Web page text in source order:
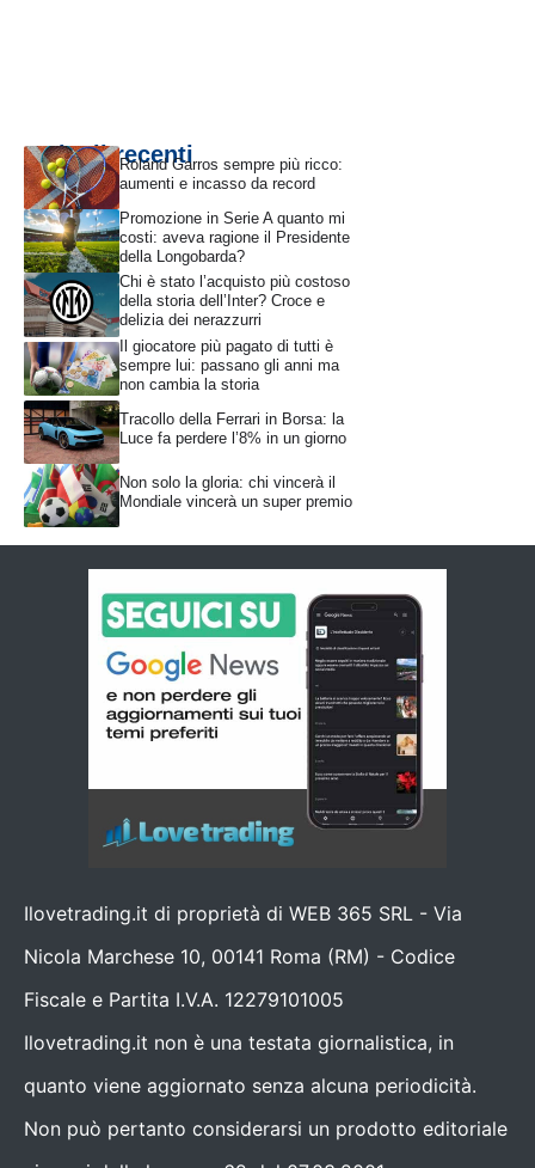
Articoli recentiRoland Garros sempre più ricco:
aumenti e incasso da record
Promozione in Serie A quanto mi
costi: aveva ragione il Presidente
della Longobarda?
Chi è stato l’acquisto più costoso
della storia dell’Inter? Croce e
delizia dei nerazzurri
Il giocatore più pagato di tutti è
sempre lui: passano gli anni ma
non cambia la storia
Tracollo della Ferrari in Borsa: la
Luce fa perdere l’8% in un giorno
Non solo la gloria: chi vincerà il
Mondiale vincerà un super premio
Ilovetrading.it di proprietà di WEB 365 SRL - Via
Nicola Marchese 10, 00141 Roma (RM) - Codice
Fiscale e Partita I.V.A. 12279101005
Ilovetrading.it non è una testata giornalistica, in
quanto viene aggiornato senza alcuna periodicità.
Non può pertanto considerarsi un prodotto editoriale